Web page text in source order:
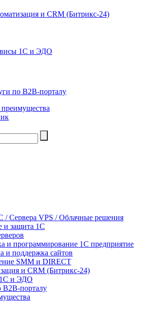
и СRМ (Битрикс-24)
1С и ЭДО
по В2В-порталу
/ Сервера VPS / Облачные решения
и защита 1С
и программирование 1С предприятие
и поддержка сайтов
SMM и DIRECT
и СRМ (Битрикс-24)
и ЭДО
В2В-порталу